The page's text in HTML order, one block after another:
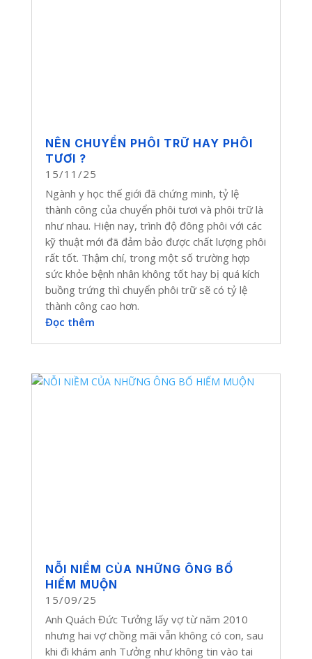
NÊN CHUYỂN PHÔI TRỮ HAY PHÔI
TƯƠI ?
15/11/25
Ngành y học thế giới đã chứng minh, tỷ lệ
thành công của chuyển phôi tươi và phôi trữ là
như nhau. Hiện nay, trình độ đông phôi với các
kỹ thuật mới đã đảm bảo được chất lượng phôi
rất tốt. Thậm chí, trong một số trường hợp
sức khỏe bệnh nhân không tốt hay bị quá kích
buồng trứng thì chuyển phôi trữ sẽ có tỷ lệ
thành công cao hơn.
Đọc thêm
NỖI NIỀM CỦA NHỮNG ÔNG BỐ
HIẾM MUỘN
15/09/25
Anh Quách Đức Tưởng lấy vợ từ năm 2010
nhưng hai vợ chồng mãi vẫn không có con, sau
khi đi khám anh Tưởng như không tin vào tai